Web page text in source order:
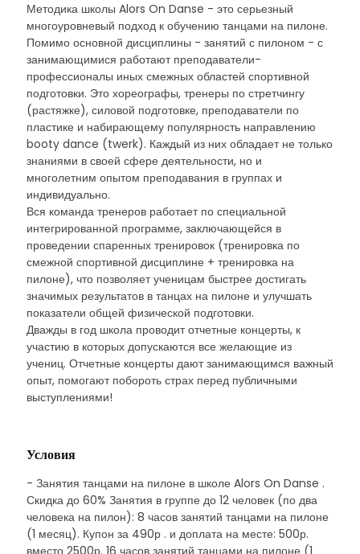
Методика школы Alors On Danse - это серьезный
многоуровневый подход к обучению танцами на пилоне.
Помимо основной дисциплины - занятий с пилоном - с
занимающимися работают преподаватели-
профессионалы иных смежных областей спортивной
подготовки. Это хореографы, тренеры по стретчингу
(растяжке), силовой подготовке, преподаватели по
пластике и набирающему популярность направлению
booty dance (twerk). Каждый из них обладает не только
знаниями в своей сфере деятельности, но и
многолетним опытом преподавания в группах и
индивидуально.
Вся команда тренеров работает по специальной
интегрированной программе, заключающейся в
проведении спаренных тренировок (тренировка по
смежной спортивной дисциплине + тренировка на
пилоне), что позволяет ученицам быстрее достигать
значимых результатов в танцах на пилоне и улучшать
показатели общей физической подготовки.
Дважды в год школа проводит отчетные концерты, к
участию в которых допускаются все желающие из
учениц. Отчетные концерты дают занимающимся важный
опыт, помогают побороть страх перед публичными
выступлениями!
Условия
- Занятия танцами на пилоне в школе Alors On Danse .
Скидка до 60% Занятия в группе до 12 человек (по два
человека на пилон): 8 часов занятий танцами на пилоне
(1 месяц). Купон за 490р . и доплата на месте: 500р.
вместо 2500р. 16 часов занятий танцами на пилоне (1